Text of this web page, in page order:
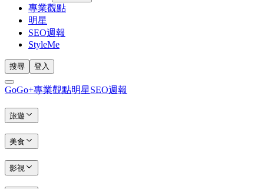
專業觀點
明星
SEO週報
StyleMe
搜尋 登入
GoGo+專業觀點明星SEO週報
旅遊
美食
影視